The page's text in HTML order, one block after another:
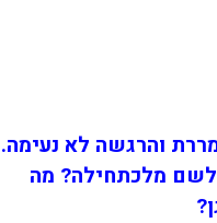
והרגשה לא נעימה.
לשם מלכתחילה? מה